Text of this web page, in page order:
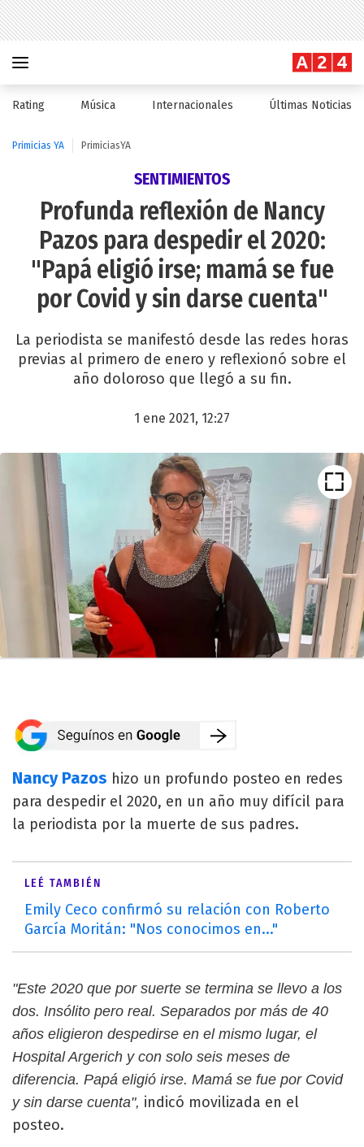
Rating Música Internacionales Últimas Noticias
Primicias YA PrimiciasYA
SENTIMIENTOS
Profunda reflexión de Nancy
Pazos para despedir el 2020:
"Papá eligió irse; mamá se fue
por Covid y sin darse cuenta"
La periodista se manifestó desde las redes horas
previas al primero de enero y reflexionó sobre el
año doloroso que llegó a su fin.
1 ene 2021, 12:27
Nancy Pazos hizo un profundo posteo en redes
para despedir el 2020, en un año muy difícil para
la periodista por la muerte de sus padres.
LEÉ TAMBIÉN
Emily Ceco confirmó su relación con Roberto
García Moritán: "Nos conocimos en..."
"Este 2020 que por suerte se termina se llevo a los
dos. Insólito pero real. Separados por más de 40
años eligieron despedirse en el mismo lugar, el
Hospital Argerich y con solo seis meses de
diferencia. Papá eligió irse. Mamá se fue por Covid
y sin darse cuenta", indicó movilizada en el
posteo.